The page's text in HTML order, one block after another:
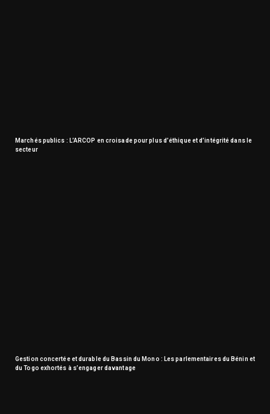
Marchés publics : L’ARCOP en croisade pour plus d’éthique et d’intégrité dans le
secteur
Gestion concertée et durable du Bassin du Mono : Les parlementaires du Bénin et
du Togo exhortés à s’engager davantage